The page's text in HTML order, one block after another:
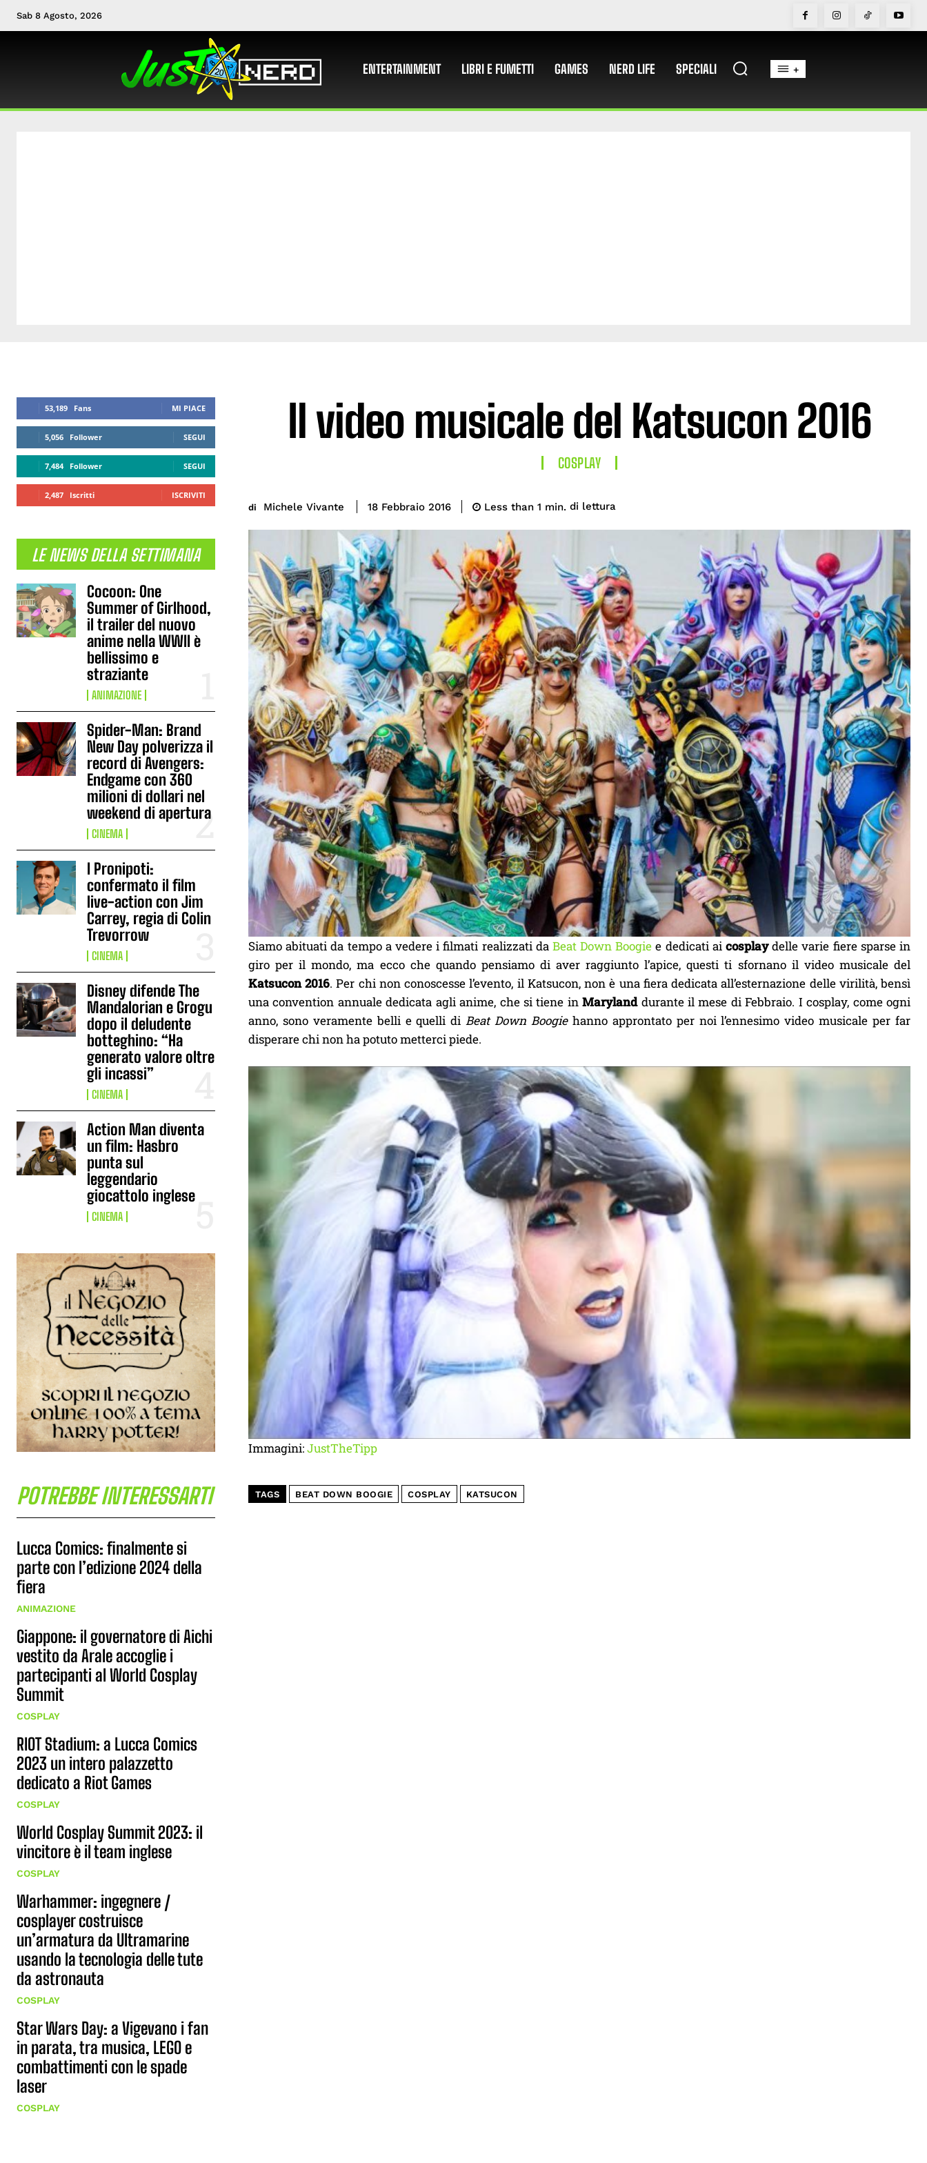
Sab 8 Agosto, 2026
ENTERTAINMENT LIBRI E FUMETTI GAMES NERD LIFE SPECIALI +
53,189 Fans MI PIACE
5,056 Follower SEGUI
7,484 Follower SEGUI
2,487 Iscritti ISCRIVITI
LE NEWS DELLA SETTIMANA
Cocoon: One
Summer of Girlhood,
il trailer del nuovo
anime nella WWII è
bellissimo e
straziante
ANIMAZIONE
Spider-Man: Brand
New Day polverizza il
record di Avengers:
Endgame con 360
milioni di dollari nel
weekend di apertura
CINEMA
I Pronipoti:
confermato il film
live-action con Jim
Carrey, regia di Colin
Trevorrow
CINEMA
Disney difende The
Mandalorian e Grogu
dopo il deludente
botteghino: “Ha
generato valore oltre
gli incassi”
CINEMA
Action Man diventa
un film: Hasbro
punta sul
leggendario
giocattolo inglese
CINEMA
POTREBBE INTERESSARTI
Lucca Comics: finalmente si
parte con l’edizione 2024 della
fiera
ANIMAZIONE
Giappone: il governatore di Aichi
vestito da Arale accoglie i
partecipanti al World Cosplay
Summit
COSPLAY
RIOT Stadium: a Lucca Comics
2023 un intero palazzetto
dedicato a Riot Games
COSPLAY
World Cosplay Summit 2023: il
vincitore è il team inglese
COSPLAY
Warhammer: ingegnere /
cosplayer costruisce
un’armatura da Ultramarine
usando la tecnologia delle tute
da astronauta
COSPLAY
Star Wars Day: a Vigevano i fan
in parata, tra musica, LEGO e
combattimenti con le spade
laser
COSPLAY
Il video musicale del Katsucon 2016
COSPLAY
di Michele Vivante 18 Febbraio 2016 Less than 1 min. di lettura
Siamo abituati da tempo a vedere i filmati realizzati da Beat Down Boogie e dedicati aicosplaydelle varie fiere sparse in
giro per il mondo, ma ecco che quando pensiamo di aver raggiunto l’apice, questi ti sfornano il video musicale del
Katsucon 2016. Per chi non conoscesse l’evento, il Katsucon, non è una fiera dedicata all’esternazione delle virilità, bensì
una convention annuale dedicata agli anime, che si tiene inMarylanddurante il mese di Febbraio. I cosplay, come ogni
anno, sono veramente belli e quelli diBeat Down Boogiehanno approntato per noi l’ennesimo video musicale per far
disperare chi non ha potuto metterci piede.
Immagini:JustTheTipp
TAGS BEAT DOWN BOOGIE COSPLAY KATSUCON